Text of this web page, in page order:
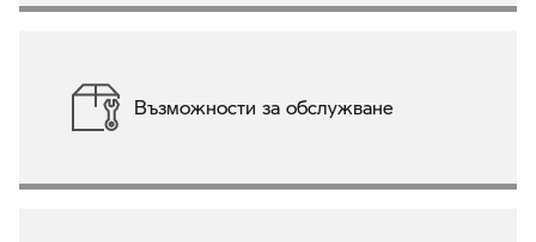
Възможности за обслужване